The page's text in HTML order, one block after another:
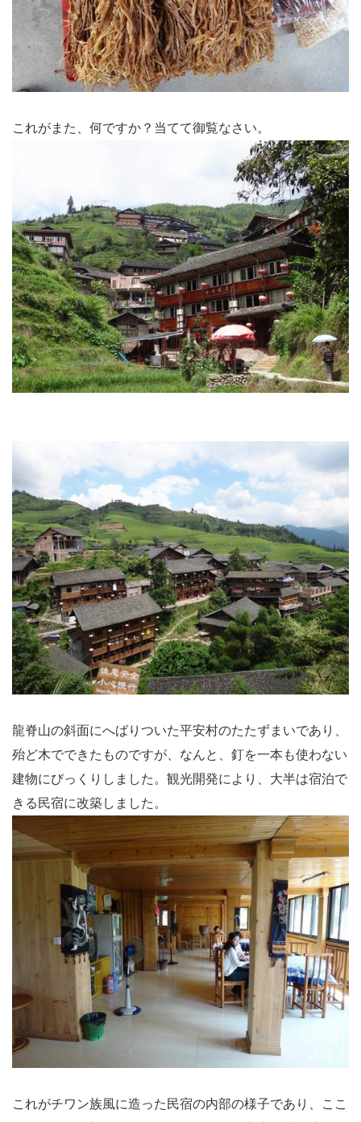
これがまた、何ですか？当てて御覧なさい。
龍脊山の斜面にへばりついた平安村のたたずまいであり、
殆ど木でできたものですが、なんと、釘を一本も使わない
建物にびっくりしました。観光開発により、大半は宿泊で
きる民宿に改築しました。
これがチワン族風に造った民宿の内部の様子であり、ここ